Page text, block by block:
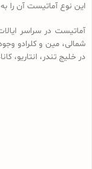
این نوع آماتیست آن را
آماتیست در سراسر
شمالی، مین و کلرادو
در خلیج تندر، انتاریو،